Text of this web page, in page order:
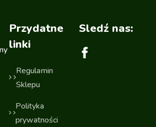
Przydatne
linki
Regulamin
Sklepu
Polityka
prywatności
Sledź nas: